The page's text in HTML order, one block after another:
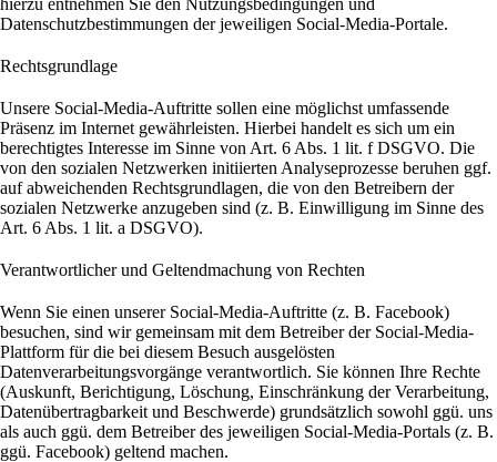
hierzu entnehmen Sie den Nutzungsbedingungen und
Datenschutzbestimmungen der jeweiligen Social-Media-Portale.
Rechtsgrundlage
Unsere Social-Media-Auftritte sollen eine möglichst umfassende
Präsenz im Internet gewährleisten. Hierbei handelt es sich um ein
berechtigtes Interesse im Sinne von Art. 6 Abs. 1 lit. f DSGVO. Die
von den sozialen Netzwerken initiierten Analyseprozesse beruhen ggf.
auf abweichenden Rechtsgrundlagen, die von den Betreibern der
sozialen Netzwerke anzugeben sind (z. B. Einwilligung im Sinne des
Art. 6 Abs. 1 lit. a DSGVO).
Verantwortlicher und Geltendmachung von Rechten
Wenn Sie einen unserer Social-Media-Auftritte (z. B. Facebook)
besuchen, sind wir gemeinsam mit dem Betreiber der Social-Media-
Plattform für die bei diesem Besuch ausgelösten
Datenverarbeitungsvorgänge verantwortlich. Sie können Ihre Rechte
(Auskunft, Berichtigung, Löschung, Einschränkung der Verarbeitung,
Datenübertragbarkeit und Beschwerde) grundsätzlich sowohl ggü. uns
als auch ggü. dem Betreiber des jeweiligen Social-Media-Portals (z. B.
ggü. Facebook) geltend machen.